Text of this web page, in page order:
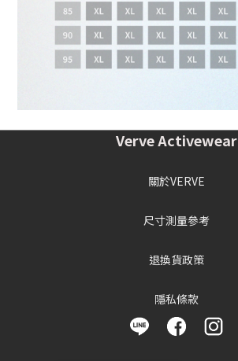
Verve Activewear
關於VERVE
尺寸測量參考
退換貨政策
隱私條款